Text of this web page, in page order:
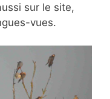
sur le site,
vues.